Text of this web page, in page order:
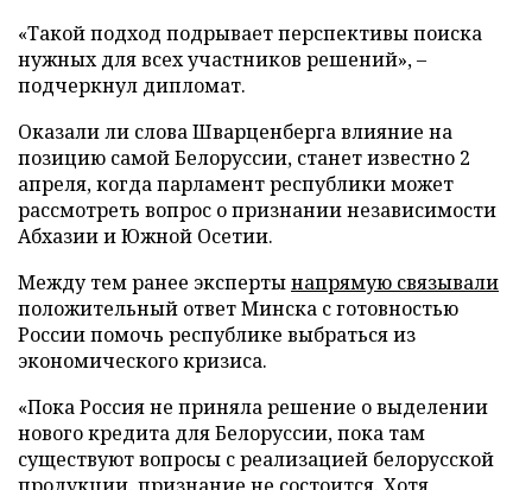
«Такой подход подрывает перспективы поиска
нужных для всех участников решений», –
подчеркнул дипломат.
Оказали ли слова Шварценберга влияние на
позицию самой Белоруссии, станет известно 2
апреля, когда парламент республики может
рассмотреть вопрос о признании независимости
Абхазии и Южной Осетии.
Между тем ранее экспертынапрямую связывали
положительный ответ Минска с готовностью
России помочь республике выбраться из
экономического кризиса.
«Пока Россия не приняла решение о выделении
нового кредита для Белоруссии, пока там
существуют вопросы с реализацией белорусской